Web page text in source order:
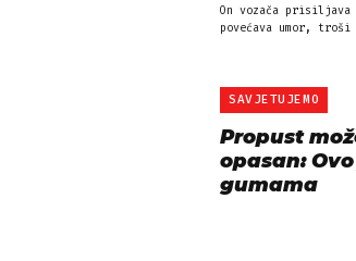
On vozača
povećava umor, troši
SAVJETUJEMO
Propust
opasan:
gumama